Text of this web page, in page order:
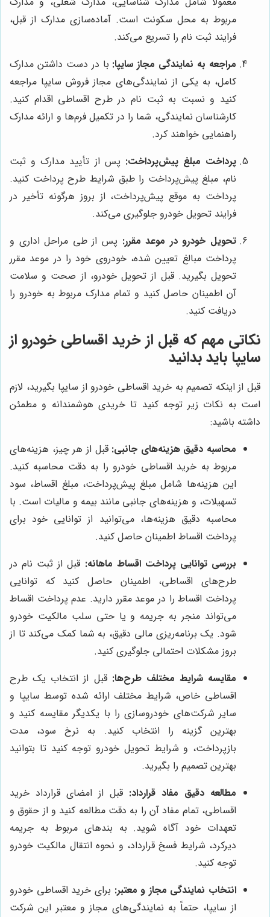
مربوط به محل سکونت است. آماده‌سازی مدارک از قبل،
فرایند ثبت نام را تسریع می‌کند.
مراجعه به نمایندگی مجاز سایپا: با در دست داشتن مدارک
کامل، به یکی از نمایندگی‌های مجاز فروش سایپا مراجعه
کنید و نسبت به ثبت نام در طرح اقساطی اقدام کنید.
کارشناسان نمایندگی، شما را در تکمیل فرم‌ها و ارائه مدارک
راهنمایی خواهند کرد.
پرداخت مبلغ پیش‌پرداخت: پس از تأیید مدارک و ثبت
نام، مبلغ پیش‌پرداخت را طبق شرایط طرح پرداخت کنید.
پرداخت به موقع پیش‌پرداخت، از بروز هرگونه تأخیر در
فرایند تحویل خودرو جلوگیری می‌کند.
تحویل خودرو در موعد مقرر: پس از طی مراحل اداری و
پرداخت مبالغ تعیین شده، خودروی خود را در موعد مقرر
تحویل بگیرید. قبل از تحویل خودرو، از صحت و سلامت
آن اطمینان حاصل کنید و تمام مدارک مربوط به خودرو را
دریافت کنید.
نکاتی مهم که قبل از خرید اقساطی خودرو از
سایپا باید بدانید
قبل از اینکه تصمیم به خرید اقساطی خودرو از سایپا بگیرید، لازم
است به نکات زیر توجه کنید تا خریدی هوشمندانه و مطمئن
داشته باشید:
محاسبه دقیق هزینه‌های جانبی: قبل از هر چیز، هزینه‌های
مربوط به خرید اقساطی خودرو را به دقت محاسبه کنید.
این هزینه‌ها شامل مبلغ پیش‌پرداخت، مبلغ اقساط، سود
تسهیلات، و هزینه‌های جانبی مانند بیمه و مالیات است. با
محاسبه دقیق هزینه‌ها، می‌توانید از توانایی خود برای
پرداخت اقساط اطمینان حاصل کنید.
بررسی توانایی پرداخت اقساط ماهانه: قبل از ثبت نام در
طرح‌های اقساطی، اطمینان حاصل کنید که توانایی
پرداخت اقساط را در موعد مقرر دارید. عدم پرداخت اقساط
می‌تواند منجر به جریمه و یا حتی سلب مالکیت خودرو
شود. یک برنامه‌ریزی مالی دقیق، به شما کمک می‌کند تا از
بروز مشکلات احتمالی جلوگیری کنید.
مقایسه شرایط مختلف طرح‌ها: قبل از انتخاب یک طرح
اقساطی خاص، شرایط مختلف ارائه شده توسط سایپا و
سایر شرکت‌های خودروسازی را با یکدیگر مقایسه کنید و
بهترین گزینه را انتخاب کنید. به نرخ سود، مدت
بازپرداخت، و شرایط تحویل خودرو توجه کنید تا بتوانید
بهترین تصمیم را بگیرید.
مطالعه دقیق مفاد قرارداد: قبل از امضای قرارداد خرید
اقساطی، تمام مفاد آن را به دقت مطالعه کنید و از حقوق و
تعهدات خود آگاه شوید. به بندهای مربوط به جریمه
دیرکرد، شرایط فسخ قرارداد، و نحوه انتقال مالکیت خودرو
توجه کنید.
انتخاب نمایندگی مجاز و معتبر: برای خرید اقساطی خودرو
از سایپا، حتماً به نمایندگی‌های مجاز و معتبر این شرکت